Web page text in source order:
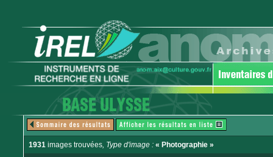
1931 images trouvées, Type d'image : « Photographie »